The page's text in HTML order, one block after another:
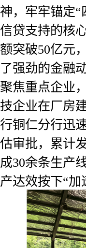
神，牢牢锚定“
信贷支持的核
额突破50亿元
了强劲的金融动
聚焦重点企业
技企业在厂房
行铜仁分行迅
估审批，累计
成30余条生产
产达效按下“加